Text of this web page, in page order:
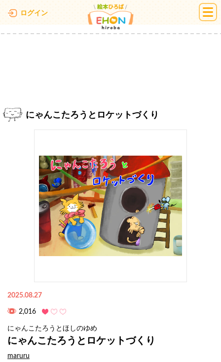
ログイン 絵本ひろば
にゃんこたろうとロケットづくり
2025.08.27
2,016
にゃんこたろうとほしのゆめ
にゃんこたろうとロケットづくり
maruru